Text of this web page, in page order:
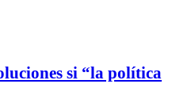
si “la política